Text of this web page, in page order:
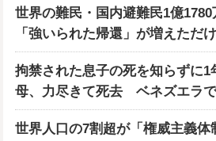
世界の難民・国内避難民1億1780
「強いられた帰還」が増えただけ
拘禁された息子の死を知らずに1
母、力尽きて死去 ベネズエラで
世界人口の7割超が「権威主義体